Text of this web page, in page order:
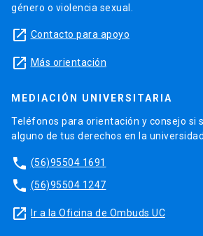
género o violencia sexual.
launch Contacto para apoyo
launch Más orientación
MEDIACIÓN UNIVERSITARIA
Teléfonos para orientación y consejo si
alguno de tus derechos en la
phone (56)95504 1691
phone (56)95504 1247
launch Ir a la Oficina de Ombuds UC